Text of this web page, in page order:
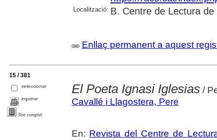
Localització: B. Centre de Lectura de
Enllaç permanent a aquest
15 / 381
seleccionar
imprimir
Text complet
El Poeta Ignasi Iglesias/
Cavallé i Llagostera, Pere
En: Revista del Centre de